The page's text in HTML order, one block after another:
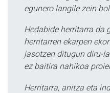
egunero langile zein
Hedabide herritarra da
herritarren ekarpen
jasotzen ditugun diru-
ez baitira nahikoa
Herritarra, anitza eta